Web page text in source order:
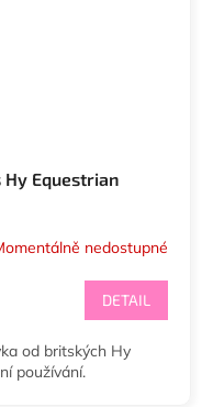
Hy Equestrian
nedostupné
DETAIL
od britských Hy
používání.